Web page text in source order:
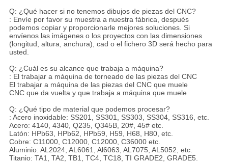
Q: ¿Qué hacer si no tenemos dibujos de piezas del CNC?
: Envíe por favor su muestra a nuestra fábrica, después
podemos copiar y proporcionarle mejores soluciones. Si
envíenos las imágenes o los proyectos con las dimensiones
(longitud, altura, anchura), cad o el fichero 3D será hecho para
usted.
Q: ¿Cuál es su alcance que trabaja a máquina?
: El trabajar a máquina de torneado de las piezas del CNC
El trabajar a máquina de las piezas del CNC que muele
CNC que da vuelta y que trabaja a máquina que muele
Q: ¿Qué tipo de material que podemos procesar?
: Acero inoxidable: SS201, SS301, SS303, SS304, SS316, etc.
Acero: 4140, 4340, Q235, Q345B, 20#, 45# etc.
Latón: HPb63, HPb62, HPb59, H59, H68, H80, etc.
Cobre: C11000, C12000, C12000, C36000 etc.
Aluminio: AL2024, AL6061, Al6063, AL7075, AL5052, etc.
Titanio: TA1, TA2, TB1, TC4, TC18, TI GRADE2, GRADE5.